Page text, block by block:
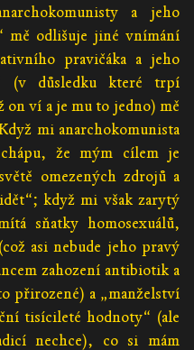
a jeho
mě odlišuje jiné vnímání
pravičáka a jeho
(v důsledku které trpí
on ví a je mu to jedno) mě
mi anarchokomunista
že mým cílem je
omezených zdrojů a
když mi však zarytý
sňatky homosexuálů,
asi nebude jeho pravý
zahození antibiotik a
přirozené) a „manželství
tisícileté hodnoty“ (ale
nechce), co si mám